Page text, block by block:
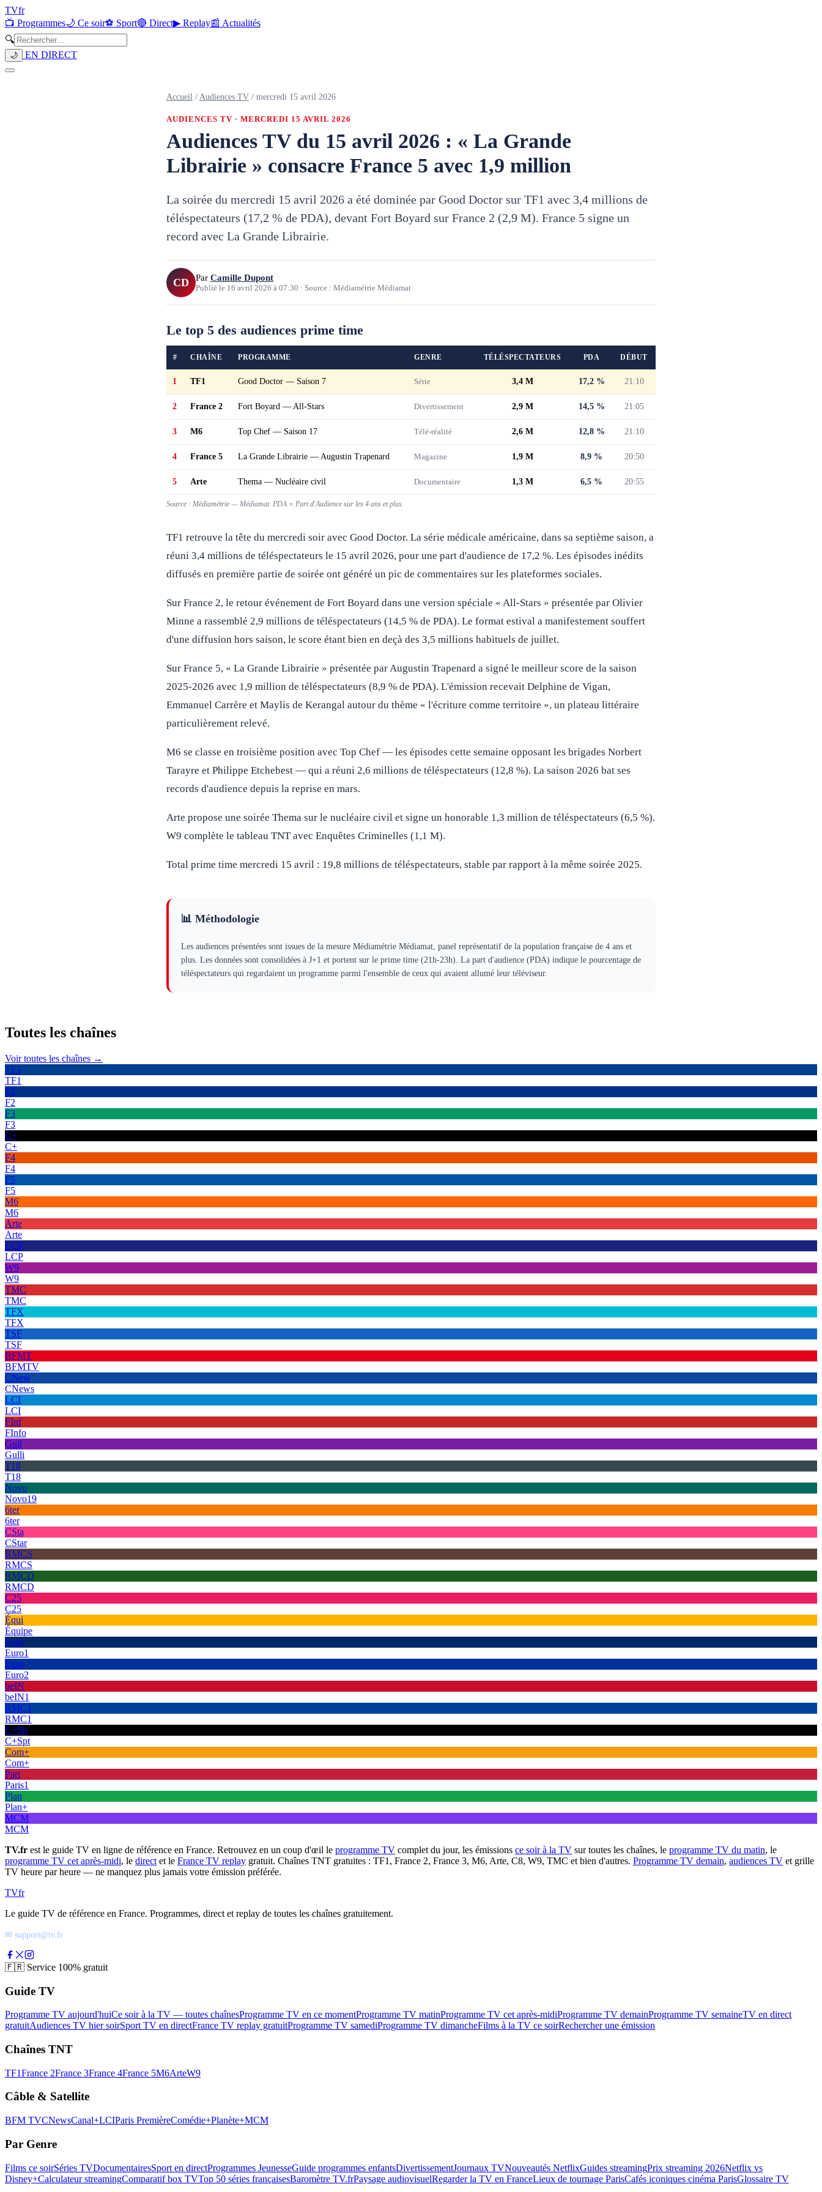
TVfr
📺 Programmes🌙 Ce soir⚽ Sport🔴 Direct▶ Replay📰 Actualités
🔍
🌙 EN DIRECT
Accueil / Audiences TV / mercredi 15 avril 2026
AUDIENCES TV · MERCREDI 15 AVRIL 2026
Audiences TV du 15 avril 2026 : « La Grande
Librairie » consacre France 5 avec 1,9 million
La soirée du mercredi 15 avril 2026 a été dominée par Good Doctor sur TF1 avec 3,4 millions de
téléspectateurs (17,2 % de PDA), devant Fort Boyard sur France 2 (2,9 M). France 5 signe un
record avec La Grande Librairie.
CD Par Camille Dupont
Publié le 16 avril 2026 à 07:30 · Source : Médiamétrie Médiamat
Le top 5 des audiences prime time
# CHAÎNE PROGRAMME GENRE TÉLÉSPECTATEURS PDA DÉBUT
1 TF1 Good Doctor — Saison 7 Série 3,4 M 17,2 % 21:10
2 France 2 Fort Boyard — All-Stars Divertissement 2,9 M 14,5 % 21:05
3 M6 Top Chef — Saison 17 Télé-réalité 2,6 M 12,8 % 21:10
4 France 5 La Grande Librairie — Augustin Trapenard Magazine 1,9 M 8,9 % 20:50
5 Arte Thema — Nucléaire civil Documentaire 1,3 M 6,5 % 20:55
Source : Médiamétrie — Médiamat. PDA = Part d'Audience sur les 4 ans et plus.
TF1 retrouve la tête du mercredi soir avec Good Doctor. La série médicale américaine, dans sa septième saison, a
réuni 3,4 millions de téléspectateurs le 15 avril 2026, pour une part d'audience de 17,2 %. Les épisodes inédits
diffusés en première partie de soirée ont généré un pic de commentaires sur les plateformes sociales.
Sur France 2, le retour événement de Fort Boyard dans une version spéciale « All-Stars » présentée par Olivier
Minne a rassemblé 2,9 millions de téléspectateurs (14,5 % de PDA). Le format estival a manifestement souffert
d'une diffusion hors saison, le score étant bien en deçà des 3,5 millions habituels de juillet.
Sur France 5, « La Grande Librairie » présentée par Augustin Trapenard a signé le meilleur score de la saison
2025-2026 avec 1,9 million de téléspectateurs (8,9 % de PDA). L'émission recevait Delphine de Vigan,
Emmanuel Carrère et Maylis de Kerangal autour du thème « l'écriture comme territoire », un plateau littéraire
particulièrement relevé.
M6 se classe en troisième position avec Top Chef — les épisodes cette semaine opposant les brigades Norbert
Tarayre et Philippe Etchebest — qui a réuni 2,6 millions de téléspectateurs (12,8 %). La saison 2026 bat ses
records d'audience depuis la reprise en mars.
Arte propose une soirée Thema sur le nucléaire civil et signe un honorable 1,3 million de téléspectateurs (6,5 %).
W9 complète le tableau TNT avec Enquêtes Criminelles (1,1 M).
Total prime time mercredi 15 avril : 19,8 millions de téléspectateurs, stable par rapport à la même soirée 2025.
📊 Méthodologie
Les audiences présentées sont issues de la mesure Médiamétrie Médiamat, panel représentatif de la population française de 4 ans et
plus. Les données sont consolidées à J+1 et portent sur le prime time (21h-23h). La part d'audience (PDA) indique le pourcentage de
téléspectateurs qui regardaient un programme parmi l'ensemble de ceux qui avaient allumé leur téléviseur.
Toutes les chaînes
Voir toutes les chaînes →
TF1
TF1
F2
F2
F3
F3
C+
C+
F4
F4
F5
F5
M6
M6
Arte
Arte
LCP
LCP
W9
W9
TMC
TMC
TFX
TFX
TSF
TSF
BFMT
BFMTV
CNew
CNews
LCI
LCI
FInf
FInfo
Gull
Gulli
T18
T18
Novo
Novo19
6ter
6ter
CSta
CStar
RMCS
RMCS
RMCD
RMCD
C25
C25
Équi
Équipe
Euro
Euro1
Euro
Euro2
beIN
beIN1
RMC1
RMC1
C+Sp
C+Spt
Com+
Com+
Pari
Paris1
Plan
Plan+
MCM
MCM
TV.fr est le guide TV en ligne de référence en France. Retrouvez en un coup d'œil le programme TV complet du jour, les émissions ce soir à la TV sur toutes les chaînes, le programme TV du matin, le
programme TV cet après-midi, le direct et le France TV replay gratuit. Chaînes TNT gratuites : TF1, France 2, France 3, M6, Arte, C8, W9, TMC et bien d'autres. Programme TV demain, audiences TV et grille
TV heure par heure — ne manquez plus jamais votre émission préférée.
TVfr
Le guide TV de référence en France. Programmes, direct et replay de toutes les chaînes gratuitement.
✉ support@tv.fr
🇫🇷 Service 100% gratuit
Guide TV
Programme TV aujourd'huiCe soir à la TV — toutes chaînesProgramme TV en ce momentProgramme TV matinProgramme TV cet après-midiProgramme TV demainProgramme TV semaineTV en direct
gratuitAudiences TV hier soirSport TV en directFrance TV replay gratuitProgramme TV samediProgramme TV dimancheFilms à la TV ce soirRechercher une émission
Chaînes TNT
TF1France 2France 3France 4France 5M6ArteW9
Câble & Satellite
BFM TVCNewsCanal+LCIParis PremièreComédie+Planète+MCM
Par Genre
Films ce soirSéries TVDocumentairesSport en directProgrammes JeunesseGuide programmes enfantsDivertissementJournaux TVNouveautés NetflixGuides streamingPrix streaming 2026Netflix vs
Disney+Calculateur streamingComparatif box TVTop 50 séries françaisesBaromètre TV.frPaysage audiovisuelRegarder la TV en FranceLieux de tournage ParisCafés iconiques cinéma ParisGlossaire TV